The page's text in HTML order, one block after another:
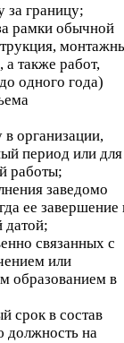
за границу;
рамки обычной
также работ,
одного года)
организации,
период или для
работы;
заведомо
ее завершение
датой;
связанных с
или
образованием в
срок в состав
должность на